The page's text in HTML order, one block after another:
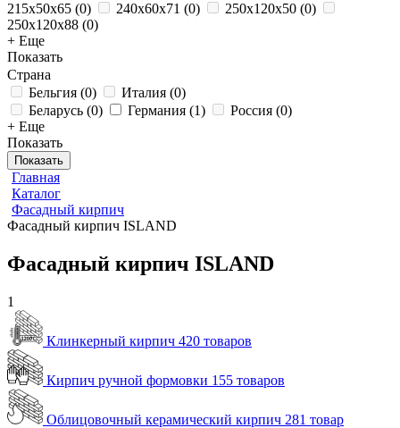
215x50x65 (0) 240x60x71 (0) 250x120x50 (0)
250x120x88 (0)
+ Еще
Показать
Страна
Бельгия (0) Италия (0)
Беларусь (0) Германия (1) Россия (0)
+ Еще
Показать
Показать
Главная
Каталог
Фасадный кирпич
Фасадный кирпич ISLAND
Фасадный кирпич ISLAND
1
Клинкерный кирпич 420 товаров
Кирпич ручной формовки 155 товаров
Облицовочный керамический кирпич 281 товар